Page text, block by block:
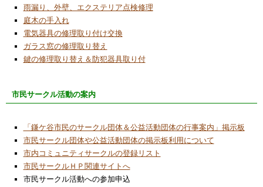
雨漏り、外壁、エクステリア点検修理
庭木の手入れ
電気器具の修理取り付け交換
ガラス窓の修理取り替え
鍵の修理取り替え＆防犯器具取り付
市民サークル活動の案内
「鎌ケ谷市民のサークル団体＆公益活動団体の行事案内」掲示板
市民サークル団体や公益活動団体の掲示板利用について
市内コミュニティサークルの登録リスト
市民サークルＨＰ関連サイトへ
市民サークル活動への参加申込